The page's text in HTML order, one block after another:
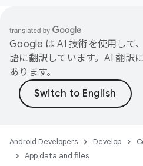
Google は AI 技術を使用して
語に翻訳しています。AI 翻訳
あります。
Android Developers Develop
App data and files